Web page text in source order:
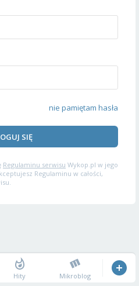
nie pamiętam hasła
SIĘ
Regulaminu serwisu Wykop.pl w jego
Regulaminu w całości,
Hity Mikroblog